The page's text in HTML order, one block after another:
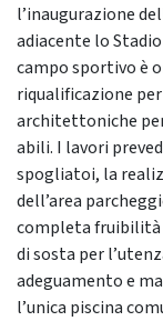
l’inaugurazione
adiacente lo
campo sportivo è
riqualificazione
architettoniche
abili. I lavori
spogliatoi, la
dell’area
completa fruibilità
di sosta per
adeguamento e
l’unica piscina